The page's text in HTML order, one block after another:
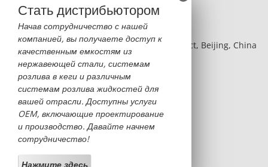
Стать дистрибьютором
Начав сотрудничество с нашей
компанией, вы получаете доступ к
качественным емкостям из
нержавеющей стали, системам
розлива в кеги и различным
системам розлива жидкостей для
вашей отрасли. Доступны услуги
OEM, включающие проектирование
и производство. Давайте начнем
сотрудничество!
Нажмите здесь
КОНТАКТЫ
BLDG 2, NO.8 Hangfeng RD, Fengtai District, Beijing, China
Monica Sun
monica@sinobatoo.com
+86-13522369053
+86-10-63711730
+86-13522369053